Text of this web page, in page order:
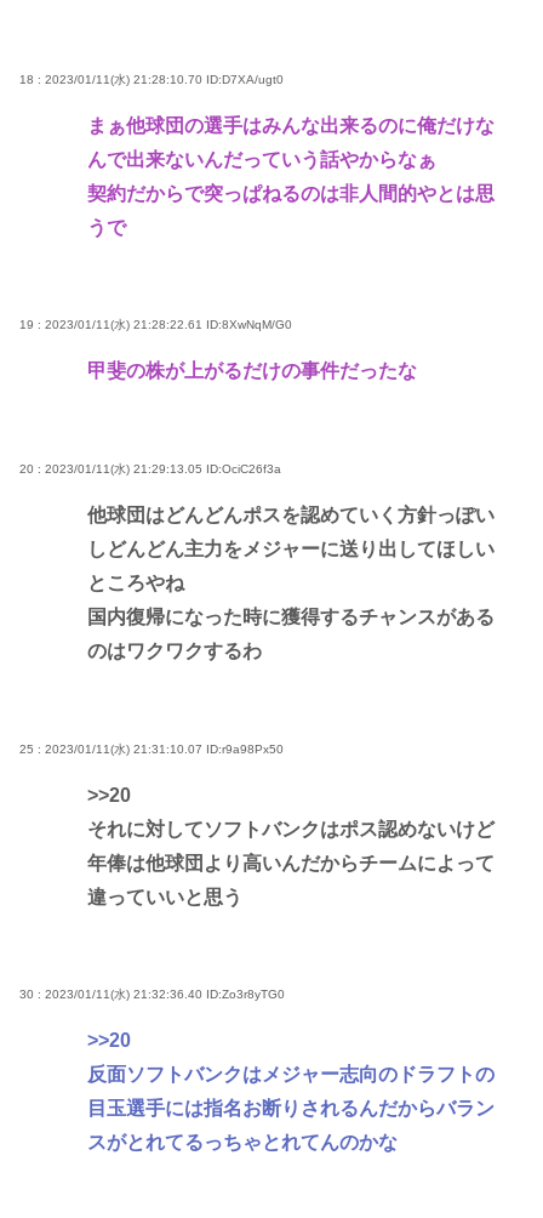
18 : 2023/01/11(水) 21:28:10.70 ID:D7XA/ugt0
まぁ他球団の選手はみんな出来るのに俺だけな
んで出来ないんだっていう話やからなぁ
契約だからで突っぱねるのは非人間的やとは思
うで
19 : 2023/01/11(水) 21:28:22.61 ID:8XwNqM/G0
甲斐の株が上がるだけの事件だったな
20 : 2023/01/11(水) 21:29:13.05 ID:OciC26f3a
他球団はどんどんポスを認めていく方針っぽい
しどんどん主力をメジャーに送り出してほしい
ところやね
国内復帰になった時に獲得するチャンスがある
のはワクワクするわ
25 : 2023/01/11(水) 21:31:10.07 ID:r9a98Px50
>>20
それに対してソフトバンクはポス認めないけど
年俸は他球団より高いんだからチームによって
違っていいと思う
30 : 2023/01/11(水) 21:32:36.40 ID:Zo3r8yTG0
>>20
反面ソフトバンクはメジャー志向のドラフトの
目玉選手には指名お断りされるんだからバラン
スがとれてるっちゃとれてんのかな